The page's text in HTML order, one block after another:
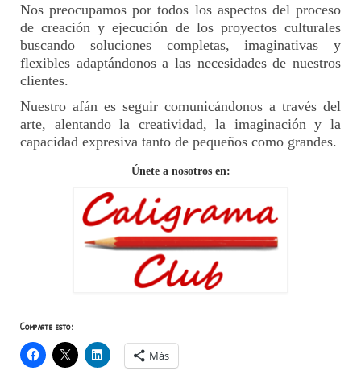
Nos preocupamos por todos los aspectos del proceso
de creación y ejecución de los proyectos culturales
buscando soluciones completas, imaginativas y
flexibles adaptándonos a las necesidades de nuestros
clientes.
Nuestro afán es seguir comunicándonos a través del
arte, alentando la creatividad, la imaginación y la
capacidad expresiva tanto de pequeños como grandes.
Únete a nosotros en:
Comparte esto:
Más